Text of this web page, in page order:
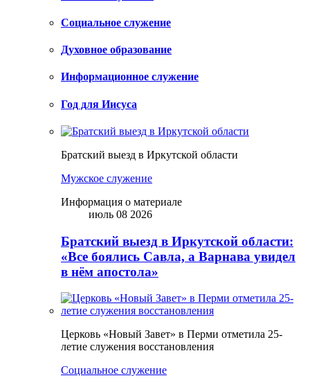
Социальное служение
Духовное образование
Информационное служение
Год для Иисуса
Братский выезд в Иркутской области
Мужское служение
Информация о материале
июль 08 2026
Братский выезд в Иркутской области:
«Все боялись Савла, а Варнава увидел
в нём апостола»
Церковь «Новый Завет» в Перми отметила 25-
летие служения восстановления
Социальное служение